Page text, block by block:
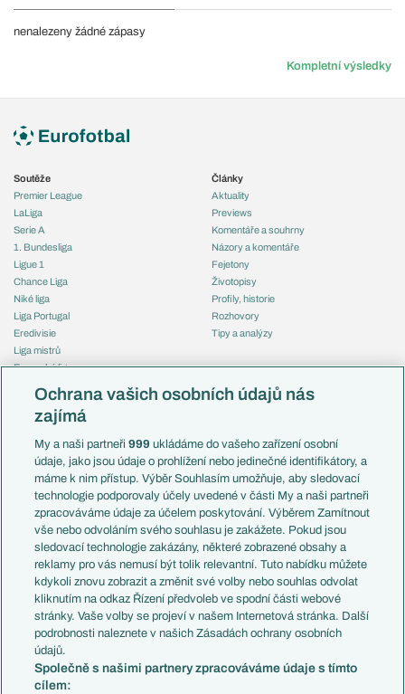
nenalezeny žádné zápasy
Kompletní výsledky
Soutěže
Premier League
LaLiga
Serie A
1. Bundesliga
Ligue 1
Chance Liga
Niké liga
Liga Portugal
Eredivisie
Liga mistrů
Evropská liga
Mistrovství světa
Liga národů
Témata
Představení týmů MS
EuroSkauting
PL v kostce
Evropské koeficienty
Přestupy
Přestupové spekulace
Zranění
Kluby
Arsenal FC
Chelsea FC
Manchester United
AC Milán
Články
Aktuality
Previews
Komentáře a souhrny
Názory a komentáře
Fejetony
Životopisy
Profily, historie
Rozhovory
Tipy a analýzy
Česko
Francie
Itálie
Německo
Španělsko
Argentina
Brazílie
Přestupy
Zápasy
Livescore
Tipovací soutěž
Ochrana vašich osobních údajů nás
zajímá
My a naši partneři999 ukládáme do vašeho zařízení osobní
údaje, jako jsou údaje o prohlížení nebo jedinečné identifikátory, a
máme k nim přístup. Výběr Souhlasím umožňuje, aby sledovací
technologie podporovaly účely uvedené v části My a naši partneři
zpracováváme údaje za účelem poskytování. Výběrem Zamítnout
vše nebo odvoláním svého souhlasu je zakážete. Pokud jsou
sledovací technologie zakázány, některé zobrazené obsahy a
reklamy pro vás nemusí být tolik relevantní. Tuto nabídku můžete
kdykoli znovu zobrazit a změnit své volby nebo souhlas odvolat
kliknutím na odkaz Řízení předvoleb ve spodní části webové
stránky. Vaše volby se projeví v našem Internetová stránka. Další
podrobnosti naleznete v našich Zásadách ochrany osobních
údajů.
Společně s našimi partnery zpracováváme údaje s tímto
cílem: